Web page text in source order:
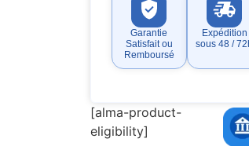
Garantie
Satisfait ou
Remboursé
Expédition
sous 48 /
[alma-product-
eligibility]